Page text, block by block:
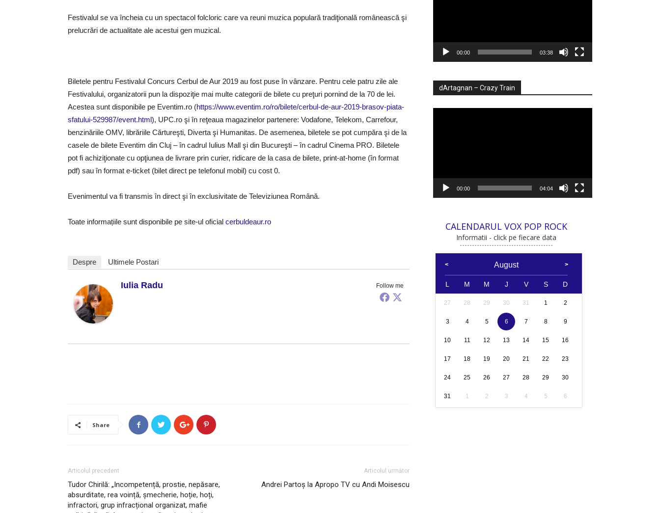
Festivalul se va încheia cu un spectacol folcloric care va reuni muzica populară tradiţională românească şi
prelucrări de actualitate ale acestui gen muzical.
Biletele pentru Festivalul Concurs Cerbul de Aur 2019 au fost puse în vânzare. Pentru cele patru zile ale
Festivalului, organizatorii pun la dispoziţie mai multe categorii de bilete cu preţuri pornind de la 70 de lei.
Acestea sunt disponibile pe Eventim.ro (https://www.eventim.ro/ro/bilete/cerbul-de-aur-2019-brasov-piata-
sfatului-529987/event.html), UPC.ro şi în reţeaua magazinelor partenere: Vodafone, Telekom, Carrefour,
benzinăriile OMV, librăriile Cărtureşti, Diverta şi Humanitas. De asemenea, biletele se pot cumpăra şi de la
casele de bilete Eventim din Cluj – în cadrul Iulius Mall şi din Bucureşti – în cadrul Cinema PRO. Biletele
pot fi achiziţionate cu opţiunea de livrare prin curier, ridicare de la casa de bilete, print-at-home (în format
pdf) sau în format e-ticket (bilet direct pe telefonul mobil) cu cost 0.
Evenimentul va fi transmis în direct şi în exclusivitate de Televiziunea Română.
Toate informațiile sunt disponibile pe site-ul oficial cerbuldeaur.ro
Despre Ultimele Postari
Follow me
Iulia Radu
Share
Articolul precedent
Tudor Chirilă: „Incompetență, prostie, nepăsare,
absurditate, rea voință, șmecherie, hoție, hoți,
infractori, grup infracțional organizat, mafie
Articolul următor
Andrei Partoș la Apropo TV cu Andi Moisescu
00:00 03:38
dArtagnan – Crazy Train
00:00 04:04
CALENDARUL VOX POP ROCK
Informatii - click pe fiecare data
August
L M M J V S D
27 28 29 30 31 1 2
3 4 5 6 7 8 9
10 11 12 13 14 15 16
17 18 19 20 21 22 23
24 25 26 27 28 29 30
31 1 2 3 4 5 6